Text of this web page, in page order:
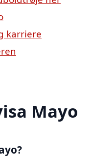
karriere
Mayo